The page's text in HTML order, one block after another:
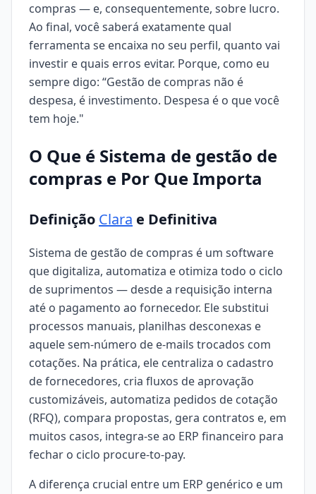
compras — e, consequentemente, sobre lucro.
Ao final, você saberá exatamente qual
ferramenta se encaixa no seu perfil, quanto vai
investir e quais erros evitar. Porque, como eu
sempre digo: “Gestão de compras não é
despesa, é investimento. Despesa é o que você
tem hoje."
O Que é Sistema de gestão de
compras e Por Que Importa
Definição Clara e Definitiva
Sistema de gestão de compras é um software
que digitaliza, automatiza e otimiza todo o ciclo
de suprimentos — desde a requisição interna
até o pagamento ao fornecedor. Ele substitui
processos manuais, planilhas desconexas e
aquele sem-número de e-mails trocados com
cotações. Na prática, ele centraliza o cadastro
de fornecedores, cria fluxos de aprovação
customizáveis, automatiza pedidos de cotação
(RFQ), compara propostas, gera contratos e, em
muitos casos, integra-se ao ERP financeiro para
fechar o ciclo procure-to-pay.
A diferença crucial entre um ERP genérico e um